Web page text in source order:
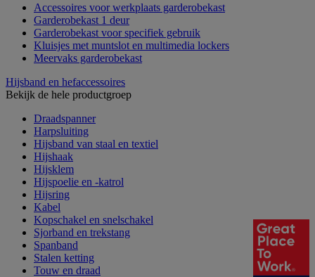
Accessoires voor werkplaats garderobekast
Garderobekast 1 deur
Garderobekast voor specifiek gebruik
Kluisjes met muntslot en multimedia lockers
Meervaks garderobekast
Hijsband en hefaccessoires
Bekijk de hele productgroep
Draadspanner
Harpsluiting
Hijsband van staal en textiel
Hijshaak
Hijsklem
Hijspoelie en -katrol
Hijsring
Kabel
Kopschakel en snelschakel
Sjorband en trekstang
Spanband
Stalen ketting
Touw en draad